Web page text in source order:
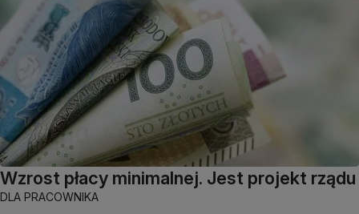
Wzrost płacy minimalnej. Jest projekt rządu
DLA PRACOWNIKA